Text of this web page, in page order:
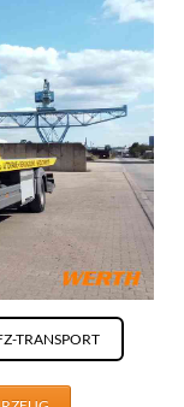
TRANSPORT